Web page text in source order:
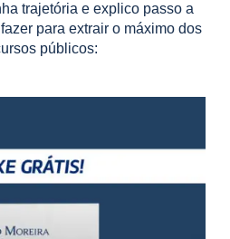
trajetória e explico passo a
para extrair o máximo dos
públicos: